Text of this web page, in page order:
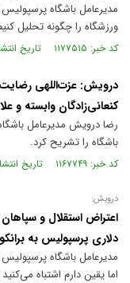
مدیرعامل باشگاه
ورزشگاه را چگونه تحلیل
کد خبر: ۱۱۷۷۵۱۵ تاریخ انتشار : ۱۴۰۲/۰۵/۱۸
درویش: عزت‌اللهی
کنعانی‌زادگان وابسته و
رضا درویش مدیرعامل
باشگاه را تشریح کرد.
کد خبر: ۱۱۶۷۷۴۹ تاریخ انتشار : ۱۴۰۲/۰۴/۱۰
درویش:
دلاری پرسپولیس به
مدیرعامل باشگاه